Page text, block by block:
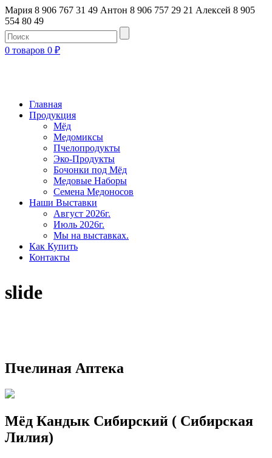
Мария 8 906 767 31 49 Антон 8 906 757 29 21 Алексей 8 905
554 80 49
0 товаров 0 ₽
Главная
Продукция
Мёд
Медомиксы
Пчелопродукты
Эко-Продукты
Бочонки под Мёд
Медовые Наборы
Семена Медоносов
Наши Выставки
Август 2026г.
Июль 2026г.
Мы на выставках.
Как Купить
Контакты
slide
Пчелиная Аптека
Мёд Кандык Сибирский ( Сибирская
Лилия)